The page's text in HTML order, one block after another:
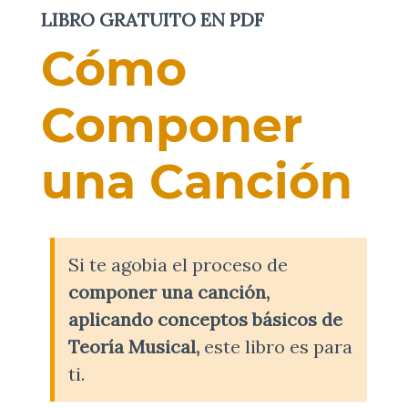
LIBRO GRATUITO EN PDF
Cómo
Componer
una Canción
Si te agobia el proceso de
componer una canción,
aplicando conceptos básicos de
Teoría Musical, este libro es para
ti.